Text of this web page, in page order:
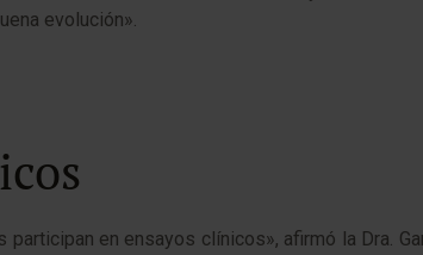
evolución».
participan en ensayos clínicos», afirmó la Dra.